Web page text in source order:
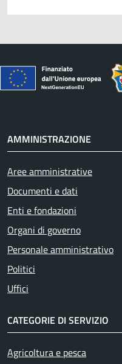
AMMINISTRAZIONE
Aree amministrative
Documenti e dati
Enti e fondazioni
Organi di governo
Personale amministrativo
Politici
Uffici
CATEGORIE DI SERVIZIO
Agricoltura e pesca